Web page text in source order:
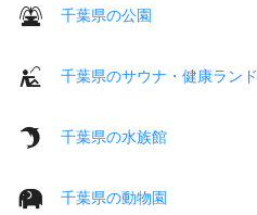
千葉県の公園
千葉県のサウナ・健康ランド
千葉県の水族館
千葉県の動物園